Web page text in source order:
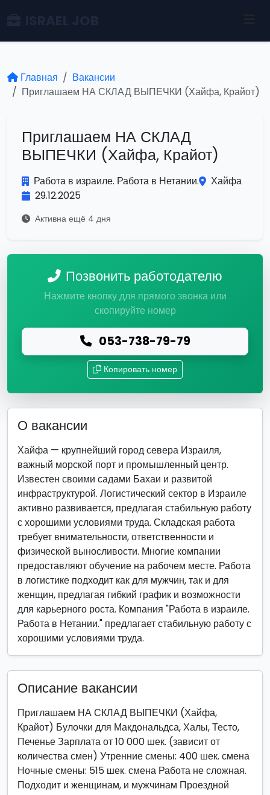
Главная
Вакансии
Приглашаем НА СКЛАД ВЫПЕЧКИ (Хайфа, Крайот)
Приглашаем НА СКЛАД
ВЫПЕЧКИ (Хайфа, Крайот)
Работа в израиле. Работа в Нетании.
Хайфа
29.12.2025
Активна ещё 4 дня
Позвонить работодателю
Нажмите кнопку для прямого звонка или
скопируйте номер
053-738-79-79
Копировать номер
О вакансии
Хайфа — крупнейший город севера Израиля,
важный морской порт и промышленный центр.
Известен своими садами Бахаи и развитой
инфраструктурой. Логистический сектор в Израиле
активно развивается, предлагая стабильную работу
с хорошими условиями труда. Складская работа
требует внимательности, ответственности и
физической выносливости. Многие компании
предоставляют обучение на рабочем месте. Работа
в логистике подходит как для мужчин, так и для
женщин, предлагая гибкий график и возможности
для карьерного роста. Компания "Работа в израиле.
Работа в Нетании." предлагает стабильную работу с
хорошими условиями труда.
Описание вакансии
Приглашаем НА СКЛАД ВЫПЕЧКИ (Хайфа,
Крайот) Булочки для Макдональдса, Халы, Тесто,
Печенье Зарплата от 10 000 шек. (зависит от
количества смен) Утренние смены: 400 шек. смена
Ночные смены: 515 шек. смена Работа не сложная.
Подходит и женщинам, и мужчинам Проездной